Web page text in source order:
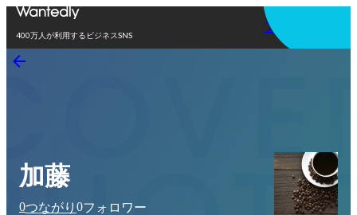
400万人が利用するビジネスSNS
アプリを使う
加藤
0つながり 0フォロワー